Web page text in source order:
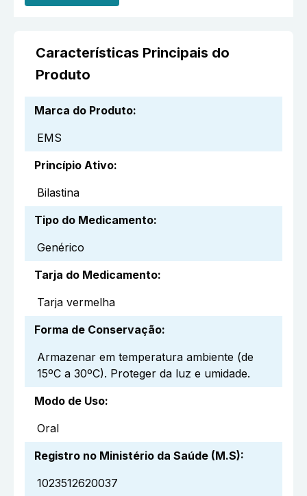
Características Principais do
Produto
Marca do Produto:
EMS
Princípio Ativo:
Bilastina
Tipo do Medicamento:
Genérico
Tarja do Medicamento:
Tarja vermelha
Forma de Conservação:
Armazenar em temperatura ambiente (de
15ºC a 30ºC). Proteger da luz e umidade.
Modo de Uso:
Oral
Registro no Ministério da Saúde (M.S):
1023512620037